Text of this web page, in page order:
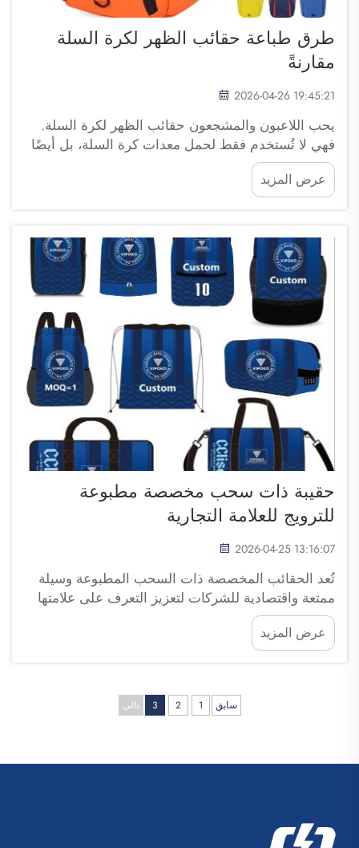
طرق طباعة حقائب الظهر لكرة السلة
مقارنةً
2026-04-26 19:45:21
يحب اللاعبون والمشجعون حقائب الظهر لكرة السلة.
فهي لا تُستخدم فقط لحمل معدات كرة السلة، بل أيضًا
لإظهار روح الفريق والهوية الفردية. ونحن في شركة
فوزهو ساي بولانغ للتجارة ندرك الحاجة إلى حقيبة ظهر
جذّابة ومتينة. النقاط الرئيسية...
عرض المزيد
حقيبة ذات سحب مخصصة مطبوعة
للترويج للعلامة التجارية
2026-04-25 13:16:07
تُعد الحقائب المخصصة ذات السحب المطبوعة وسيلة
ممتعة واقتصادية للشركات لتعزيز التعرف على علامتها
التجارية. فهي سهلة النقل، عملية، ويمكنك طباعة اسم
شركتك أو شعارها عليها. وتوفّر شركة فوزهو ساي بولانغ
للتجارة تشكيلةً من هذه الحقائب، لذا...
عرض المزيد
سابق 1
2
3 تالي